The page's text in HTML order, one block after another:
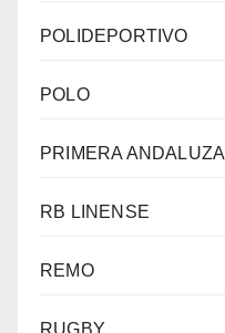
POLIDEPORTIVO
POLO
PRIMERA ANDALUZA
RB LINENSE
REMO